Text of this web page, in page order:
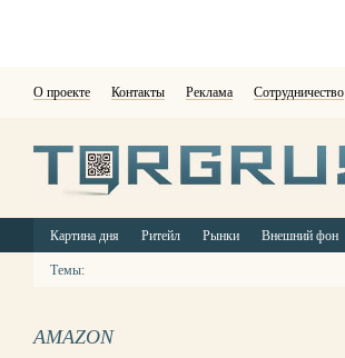
О проекте Контакты Реклама Сотрудничество
Картина дня Ритейл Рынки Внешний фон
Темы:
AMAZON